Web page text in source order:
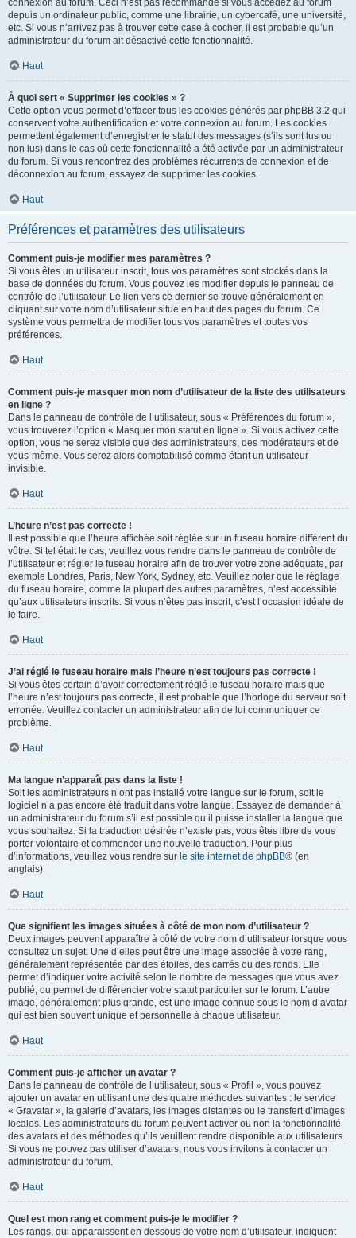
connexion au forum. Ceci n’est pas recommandé si vous accédez au forum
depuis un ordinateur public, comme une librairie, un cybercafé, une université,
etc. Si vous n’arrivez pas à trouver cette case à cocher, il est probable qu’un
administrateur du forum ait désactivé cette fonctionnalité.
Haut
À quoi sert « Supprimer les cookies » ?
Cette option vous permet d’effacer tous les cookies générés par phpBB 3.2 qui
conservent votre authentification et votre connexion au forum. Les cookies
permettent également d’enregistrer le statut des messages (s’ils sont lus ou
non lus) dans le cas où cette fonctionnalité a été activée par un administrateur
du forum. Si vous rencontrez des problèmes récurrents de connexion et de
déconnexion au forum, essayez de supprimer les cookies.
Haut
Préférences et paramètres des utilisateurs
Comment puis-je modifier mes paramètres ?
Si vous êtes un utilisateur inscrit, tous vos paramètres sont stockés dans la
base de données du forum. Vous pouvez les modifier depuis le panneau de
contrôle de l’utilisateur. Le lien vers ce dernier se trouve généralement en
cliquant sur votre nom d’utilisateur situé en haut des pages du forum. Ce
système vous permettra de modifier tous vos paramètres et toutes vos
préférences.
Haut
Comment puis-je masquer mon nom d’utilisateur de la liste des utilisateurs
en ligne ?
Dans le panneau de contrôle de l’utilisateur, sous « Préférences du forum »,
vous trouverez l’option « Masquer mon statut en ligne ». Si vous activez cette
option, vous ne serez visible que des administrateurs, des modérateurs et de
vous-même. Vous serez alors comptabilisé comme étant un utilisateur
invisible.
Haut
L’heure n’est pas correcte !
Il est possible que l’heure affichée soit réglée sur un fuseau horaire différent du
vôtre. Si tel était le cas, veuillez vous rendre dans le panneau de contrôle de
l’utilisateur et régler le fuseau horaire afin de trouver votre zone adéquate, par
exemple Londres, Paris, New York, Sydney, etc. Veuillez noter que le réglage
du fuseau horaire, comme la plupart des autres paramètres, n’est accessible
qu’aux utilisateurs inscrits. Si vous n’êtes pas inscrit, c’est l’occasion idéale de
le faire.
Haut
J’ai réglé le fuseau horaire mais l’heure n’est toujours pas correcte !
Si vous êtes certain d’avoir correctement réglé le fuseau horaire mais que
l’heure n’est toujours pas correcte, il est probable que l’horloge du serveur soit
erronée. Veuillez contacter un administrateur afin de lui communiquer ce
problème.
Haut
Ma langue n’apparaît pas dans la liste !
Soit les administrateurs n’ont pas installé votre langue sur le forum, soit le
logiciel n’a pas encore été traduit dans votre langue. Essayez de demander à
un administrateur du forum s’il est possible qu’il puisse installer la langue que
vous souhaitez. Si la traduction désirée n’existe pas, vous êtes libre de vous
porter volontaire et commencer une nouvelle traduction. Pour plus
d’informations, veuillez vous rendre sur le site internet de phpBB® (en
anglais).
Haut
Que signifient les images situées à côté de mon nom d’utilisateur ?
Deux images peuvent apparaître à côté de votre nom d’utilisateur lorsque vous
consultez un sujet. Une d’elles peut être une image associée à votre rang,
généralement représentée par des étoiles, des carrés ou des ronds. Elle
permet d’indiquer votre activité selon le nombre de messages que vous avez
publié, ou permet de différencier votre statut particulier sur le forum. L’autre
image, généralement plus grande, est une image connue sous le nom d’avatar
qui est bien souvent unique et personnelle à chaque utilisateur.
Haut
Comment puis-je afficher un avatar ?
Dans le panneau de contrôle de l’utilisateur, sous « Profil », vous pouvez
ajouter un avatar en utilisant une des quatre méthodes suivantes : le service
« Gravatar », la galerie d’avatars, les images distantes ou le transfert d’images
locales. Les administrateurs du forum peuvent activer ou non la fonctionnalité
des avatars et des méthodes qu’ils veuillent rendre disponible aux utilisateurs.
Si vous ne pouvez pas utiliser d’avatars, nous vous invitons à contacter un
administrateur du forum.
Haut
Quel est mon rang et comment puis-je le modifier ?
Les rangs, qui apparaissent en dessous de votre nom d’utilisateur, indiquent